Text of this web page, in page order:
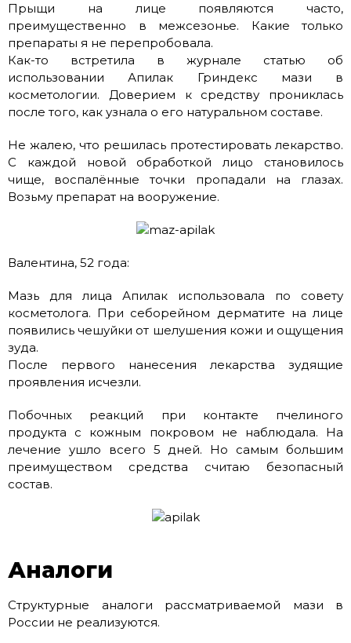
Прыщи на лице появляются часто,
преимущественно в межсезонье. Какие только
препараты я не перепробовала.
Как-то встретила в журнале статью об
использовании Апилак Гриндекс мази в
косметологии. Доверием к средству прониклась
после того, как узнала о его натуральном составе.
Не жалею, что решилась протестировать лекарство.
С каждой новой обработкой лицо становилось
чище, воспалённые точки пропадали на глазах.
Возьму препарат на вооружение.
Валентина, 52 года:
Мазь для лица Апилак использовала по совету
косметолога. При себорейном дерматите на лице
появились чешуйки от шелушения кожи и ощущения
зуда.
После первого нанесения лекарства зудящие
проявления исчезли.
Побочных реакций при контакте пчелиного
продукта с кожным покровом не наблюдала. На
лечение ушло всего 5 дней. Но самым большим
преимуществом средства считаю безопасный
состав.
Аналоги
Структурные аналоги рассматриваемой мази в
России не реализуются.